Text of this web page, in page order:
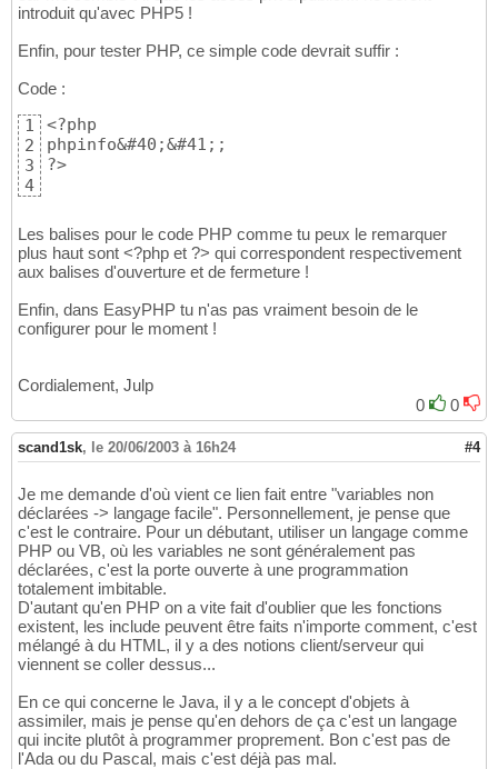
introduit qu'avec PHP5 !
Enfin, pour tester PHP, ce simple code devrait suffir :
Code :
1
2
3
4
<?php
phpinfo&#40;&#41;;
?>
Les balises pour le code PHP comme tu peux le remarquer
plus haut sont <?php et ?> qui correspondent respectivement
aux balises d'ouverture et de fermeture !
Enfin, dans EasyPHP tu n'as pas vraiment besoin de le
configurer pour le moment !
Cordialement, Julp
0
0
scand1sk, le 20/06/2003 à 16h24 #4
Je me demande d'où vient ce lien fait entre "variables non
déclarées -> langage facile". Personnellement, je pense que
c'est le contraire. Pour un débutant, utiliser un langage comme
PHP ou VB, où les variables ne sont généralement pas
déclarées, c'est la porte ouverte à une programmation
totalement imbitable.
D'autant qu'en PHP on a vite fait d'oublier que les fonctions
existent, les include peuvent être faits n'importe comment, c'est
mélangé à du HTML, il y a des notions client/serveur qui
viennent se coller dessus...
En ce qui concerne le Java, il y a le concept d'objets à
assimiler, mais je pense qu'en dehors de ça c'est un langage
qui incite plutôt à programmer proprement. Bon c'est pas de
l'Ada ou du Pascal, mais c'est déjà pas mal.